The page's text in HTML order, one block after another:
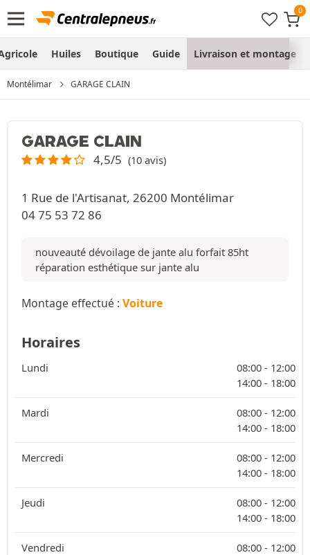
Huiles Boutique Guide Livraison et montage
Montélimar GARAGE CLAIN
GARAGE CLAIN
4,5/5 (10 avis)
1 Rue de l'Artisanat, 26200 Montélimar
04 75 53 72 86
nouveauté dévoilage de jante alu forfait 85ht
réparation esthétique sur jante alu
Montage effectué : Voiture
Horaires
Lundi 08:00 - 12:00
14:00 - 18:00
Mardi 08:00 - 12:00
14:00 - 18:00
Mercredi 08:00 - 12:00
14:00 - 18:00
Jeudi 08:00 - 12:00
14:00 - 18:00
Vendredi 08:00 - 12:00